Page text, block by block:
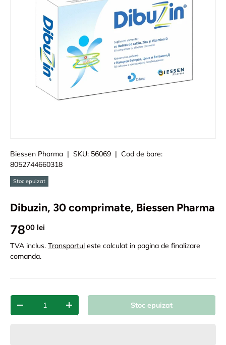
Biessen Pharma | SKU: 56069 | Cod de bare:
8052744660318
Stoc epuizat
Dibuzin, 30 comprimate, Biessen Pharma
7800 lei
TVA inclus. Transportul este calculat in pagina de finalizare
comanda.
Cant.
-
+ Stoc epuizat